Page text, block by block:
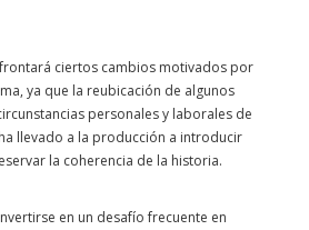
ciertos cambios motivados por
ya que la reubicación de algunos
personales y laborales de
llevado a la producción a introducir
la coherencia de la historia.
en un desafío frecuente en